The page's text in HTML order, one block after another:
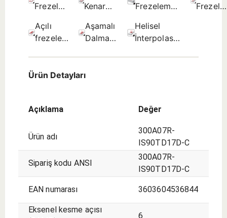
Frezeleme
seçim.
Kenar
- İlk
seçim.
Frezeleme
Açılı
frezeleme
Aşamalı
Dalma -
Helisel
İnterpolasyon
Ürün Detayları
Açıklama Değer
Ürün adı
300A07R-
IS90TD17D-C
Sipariş kodu ANSI
300A07R-
IS90TD17D-C
EAN numarası 3603604536844
Eksenel kesme açısı
6